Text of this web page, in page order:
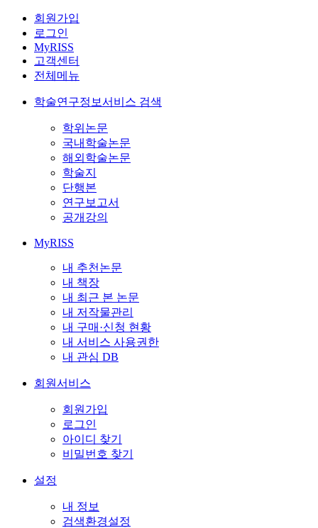
회원가입
로그인
MyRISS
고객센터
전체메뉴
학술연구정보서비스 검색
학위논문
국내학술논문
해외학술논문
학술지
단행본
연구보고서
공개강의
MyRISS
내 추천논문
내 책장
내 최근 본 논문
내 저작물관리
내 구매·신청 현황
내 서비스 사용권한
내 관심 DB
회원서비스
회원가입
로그인
아이디 찾기
비밀번호 찾기
설정
내 정보
검색환경설정